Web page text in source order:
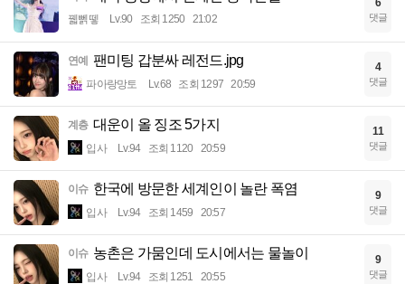
꿻뻵뗗 Lv.90 조회 1250 21:02 댓글
연예 팬미팅 갑분싸 레전드.jpg
파아랑망토 Lv.68 조회 1297 20:59
4
댓글
계층 대운이 올 징조 5가지
입사 Lv.94 조회 1120 20:59
11
댓글
이슈 한국에 방문한 세계인이 놀란 폭염
입사 Lv.94 조회 1459 20:57
9
댓글
이슈 농촌은 가뭄인데 도시에서는 물놀이
입사 Lv.94 조회 1251 20:55
9
댓글